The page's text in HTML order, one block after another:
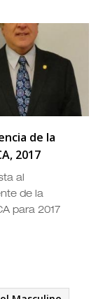
de la
2017
al
de la
para 2017